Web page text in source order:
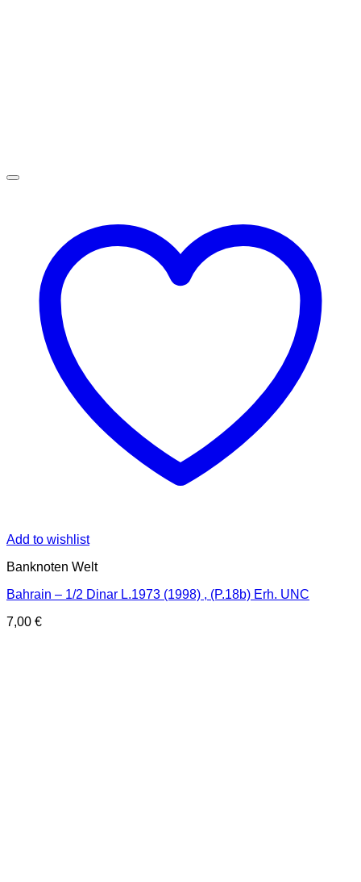
Add to wishlist
Banknoten Welt
Bahrain – 1/2 Dinar L.1973 (1998) , (P.18b) Erh. UNC
7,00 €